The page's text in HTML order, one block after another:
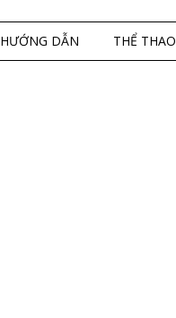
HƯỚNG DẪN THỂ THAO